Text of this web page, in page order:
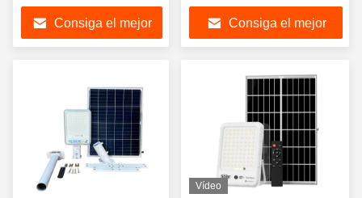
700LM 3kg
Consiga el mejor
control remoto Iluminación
giratoria de 180 grados
Luz solar de inundación
Consiga el mejor
Vídeo